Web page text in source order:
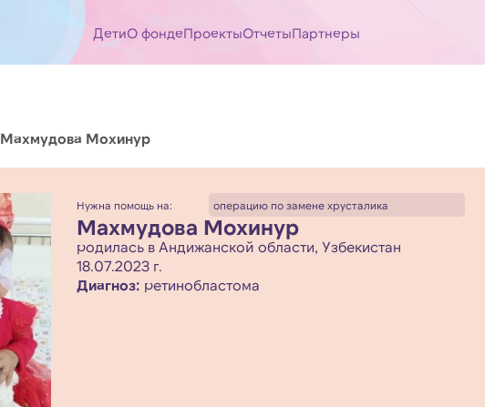
ДетиО фондеПроектыОтчетыПартнеры
Махмудова Мохинур
Нужна помощь на: операцию по замене хрусталика
Махмудова Мохинур
родилась в Андижанской области, Узбекистан
18.07.2023 г.
Диагноз: ретинобластома